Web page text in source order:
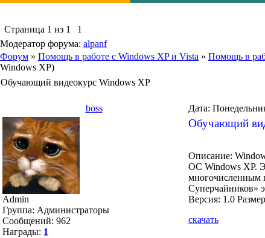
Страница 1 из 1
1
Модератор форума: alpanf
Форум » Помощь в работе с Windows XP и Vista » Помощь в
Windows XP)
Обучающий видеокурс Windows XP
boss Дата:
Admin
Группа: Администраторы
Сообщений: 962
Награды: 1
Обучающий
Описание:
ОС Windows XP.
многочисленным
Суперчайников»
Версия: 1.0
скачать